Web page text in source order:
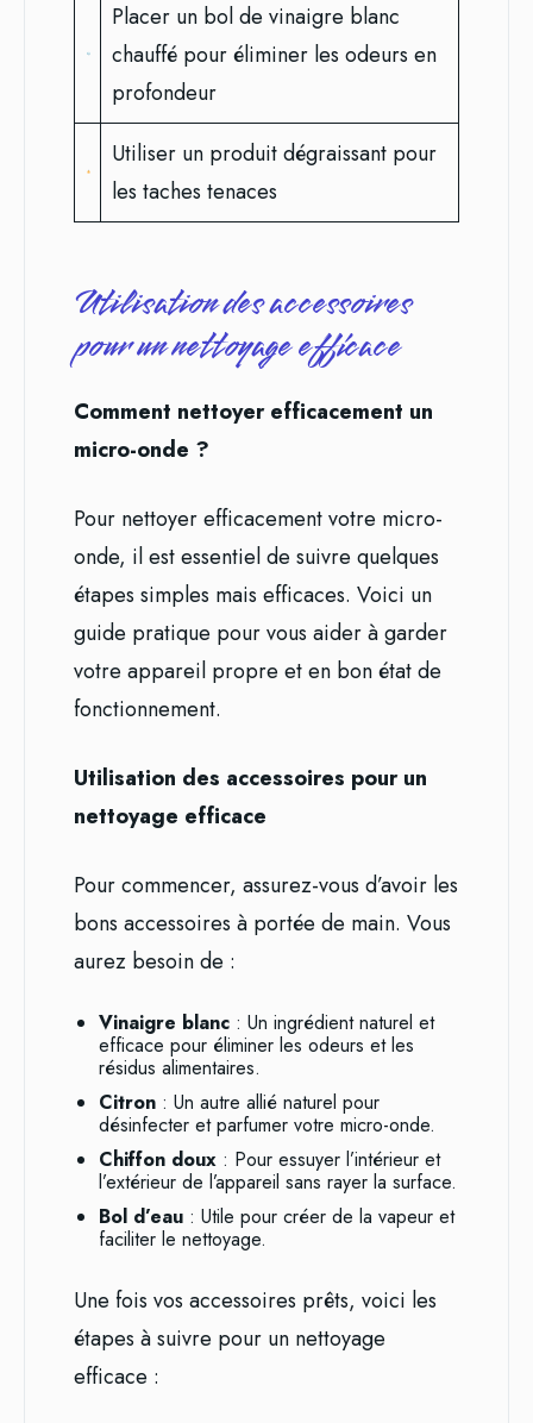
Placer un bol de vinaigre blanc
chauffé pour éliminer les odeurs en
profondeur
Utiliser un produit dégraissant pour
les taches tenaces
Utilisation des accessoires
pour un nettoyage efficace
Comment nettoyer efficacement un
micro-onde ?
Pour nettoyer efficacement votre micro-
onde, il est essentiel de suivre quelques
étapes simples mais efficaces. Voici un
guide pratique pour vous aider à garder
votre appareil propre et en bon état de
fonctionnement.
Utilisation des accessoires pour un
nettoyage efficace
Pour commencer, assurez-vous d’avoir les
bons accessoires à portée de main. Vous
aurez besoin de :
Vinaigre blanc: Un ingrédient naturel et
efficace pour éliminer les odeurs et les
résidus alimentaires.
Citron: Un autre allié naturel pour
désinfecter et parfumer votre micro-onde.
Chiffon doux: Pour essuyer l’intérieur et
l’extérieur de l’appareil sans rayer la surface.
Bol d’eau: Utile pour créer de la vapeur et
faciliter le nettoyage.
Une fois vos accessoires prêts, voici les
étapes à suivre pour un nettoyage
efficace :